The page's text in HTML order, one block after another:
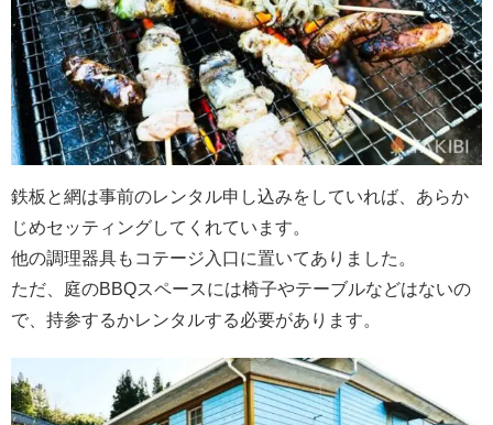
鉄板と網は事前のレンタル申し込みをしていれば、あらか
じめセッティングしてくれています。
他の調理器具もコテージ入口に置いてありました。
ただ、庭のBBQスペースには椅子やテーブルなどはないの
で、持参するかレンタルする必要があります。